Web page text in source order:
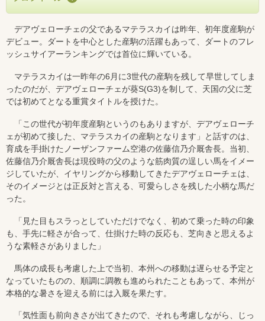
デアヴェローチェの父であるマテラスカイは昨年、初年度産駒が
デビュー。ダートを中心とした産駒の活躍もあって、ダートのフレ
ッシュサイアーランキングでは首位に輝いている。
マテラスカイは一昨年の6月に3世代の産駒を残して早世してしま
ったのだが、デアヴェローチェが葵S(G3)を制して、天国の父に芝
では初めてとなる重賞タイトルを授けた。
「この世代が初年度産駒というのもありますが、デアヴェローチ
ェが初めて接した、マテラスカイの産駒となります」と話すのは、
育成を手掛けたノーザンファーム空港の佐藤信乃介厩舎長。当初、
佐藤信乃介厩舎長は現役時の父のような筋肉質の逞しい馬をイメー
ジしていたが、イヤリングから移動してきたデアヴェローチェは、
そのイメージとは正反対と言える、可愛らしさを残した小柄な馬だ
った。
「見た目もスラっとしていただけでなく、初めて乗った時の印象
も、手先に軽さが合って、仕掛けた時の反応も、芝向きと思えるよ
うな素軽さがありました」
馬体の成長も考慮した上で当初、本州への移動は遅らせる予定と
なっていたものの、順調に調教も進められたこともあって、本州が
本格的な暑さを迎える前には入厩を果たす。
「気性面も前向きさが出てきたので、それも考慮しながら、じっ